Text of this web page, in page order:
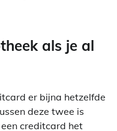
als je al
er bijna hetzelfde
deze twee is
creditcard het